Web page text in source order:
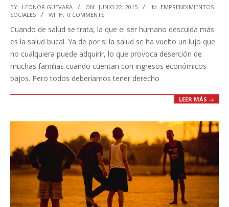
2015-
06-
22
BY: LEONOR GUEVARA ON: JUNIO 22, 2015 IN: EMPRENDIMIENTOS
SOCIALES
WITH: 0 COMMENTS
Cuando de salud se trata, la que el ser humano descuida más
es la salud bucal. Ya de por si la salud se ha vuelto un lujo que
no cualquiera puede adquirir, lo que provoca deserción de
muchas familias cuando cuentan con ingresos económicos
bajos. Pero todos deberíamos tener derecho
LEER MÁS →